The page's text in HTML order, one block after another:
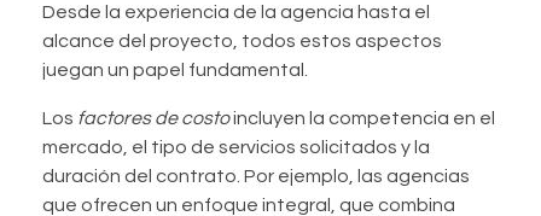
Desde la experiencia de la agencia hasta el
alcance del proyecto, todos estos aspectos
juegan un papel fundamental.
Los factores de costoincluyen la competencia en el
mercado, el tipo de servicios solicitados y la
duración del contrato. Por ejemplo, las agencias
que ofrecen un enfoque integral, que combina